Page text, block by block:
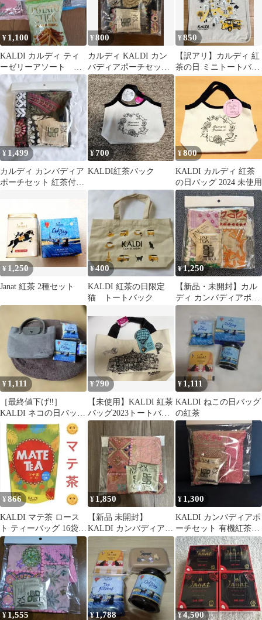
¥ 1,100
KALDI カルディ ティ
ーゼリーアソート レ
モネードベース ポテ
ト
¥800
カルディ KALDI カン
バディアポーチセット
紅茶 2袋入り インド
刺繍
¥850
【訳アリ】カルディ 紅
茶の日 ミニトートバッ
グ 2020 KALDI
¥ 1,499
カルディ カンバディア
ポーチセット 紅茶付き
¥700
KALDI紅茶バック
¥800
KALDI カルディ 紅茶
の日バッグ 2024 未使用
¥ 1,250
Janat 紅茶 2種セット
¥400
KALDI 紅茶の日限定
猫 トートバック
¥1,250
【新品・未開封】カル
ディ カンバディアポー
チセット 1セット
¥ 1,111
［最終値下げ‼️］
KALDI ネコの日バッグ
2026、紅茶セット
¥790
【未使用】KALDI 紅茶
バッグ2023トートバッ
グ
¥ 1,111
KALDI ねこの日バッグ
の紅茶
¥ 866
KALDI マテ茶 ロース
ト ティーバッグ 16袋入
❁ 飲むサラダ 南米 焙
煎
¥ 1,850
【新品 未開封】
KALDI カンバディアポ
ーチセット 紅茶付き
¥ 1,300
KALDI カンバディアポ
ーチセット 有機紅茶付
2026
¥ 1,555 ¥1,788 ¥4,500